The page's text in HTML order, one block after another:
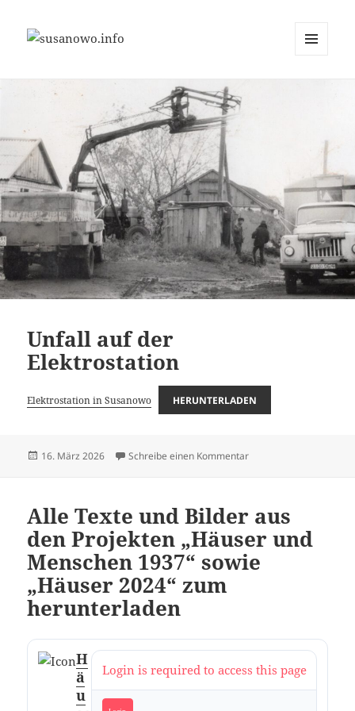
Unfall auf der
Elektrostation
Elektrostation in Susanowo HERUNTERLADEN
Veröffentlicht
16. März 2026 Schreibe einen Kommentarzu Unfall auf der
Alle Texte und Bilder aus
den Projekten „Häuser und
Menschen 1937“ sowie
„Häuser 2024“ zum
herunterladen
H
ä
u
Login is required to access this page